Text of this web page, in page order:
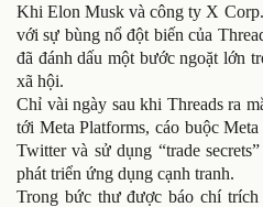
Khi Elon Musk và công ty X
với sự bùng nổ đột biến của
đã đánh dấu một bước ngoặt lớn
xã hội.
Chỉ vài ngày sau khi Threads ra
tới Meta Platforms, cáo buộc
Twitter và sử dụng “trade
phát triển ứng dụng cạnh tranh.
Trong bức thư được báo chí